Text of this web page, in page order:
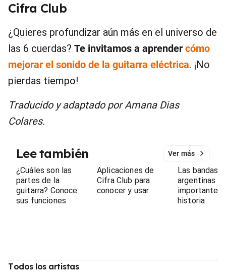
Cifra Club
¿Quieres profundizar aún más en el universo de
las 6 cuerdas? Te invitamos a aprender cómo
mejorar el sonido de la guitarra eléctrica. ¡No
pierdas tiempo!
Traducido y adaptado por Amana Dias
Colares.
Lee también Ver más
¿Cuáles son las
partes de la
guitarra? Conoce
sus funciones
Aplicaciones de
Cifra Club para
conocer y usar
Las bandas
argentinas
importantes
historia
Todos los artistas